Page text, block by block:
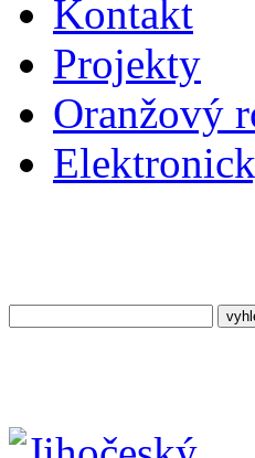
Kontakt
Projekty
Oranžový